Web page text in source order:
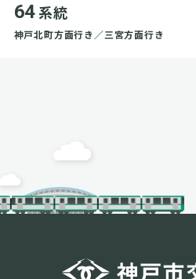
64 系統
神戸北町方面行き／三宮方面行き